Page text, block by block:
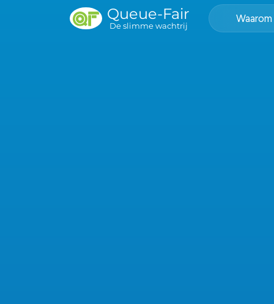
Queue-Fair
De slimme wachtrij